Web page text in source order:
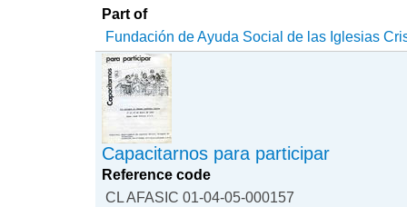
Part of
Fundación de Ayuda Social de las Iglesias
Capacitarnos para participar
Reference code
CL AFASIC 01-04-05-000157